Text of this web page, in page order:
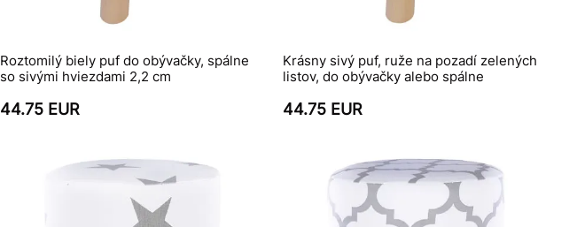
Roztomilý biely puf do obývačky, spálne
so sivými hviezdami 2,2 cm
44.75 EUR
Krásny sivý puf, ruže na pozadí zelených
listov, do obývačky alebo spálne
44.75 EUR